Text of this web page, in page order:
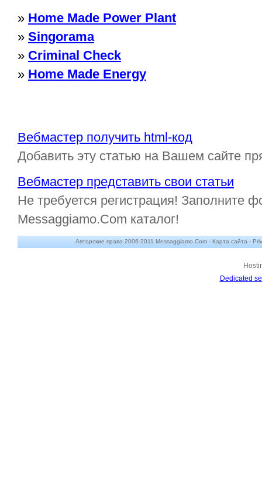
» Home Made Power Plant
» Singorama
» Criminal Check
» Home Made Energy
Вебмастер получить html-код
Добавить эту статью на Вашем сайте
Вебмастер представить свои статьи
Не требуется регистрация! Заполните
Messaggiamo.Com каталог!
Авторские права 2006-2011 Messaggiamo.Com - Карта сайта -
Dedicated